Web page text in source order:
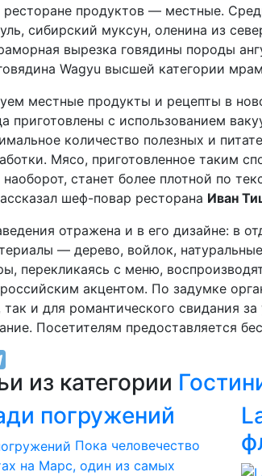
ресторане продуктов — местные.
сибирский муксун, оленина из
вырезка говядины породы
Wagyu высшей категории
местные продукты и рецепты в
приготовлены с использованием
количество полезных и
Мясо, приготовленное таким
станет более плотной по
шеф-повар ресторана Иван
отражена и в его дизайне: в
— дерево, войлок,
перекликаясь с меню,
акцентом. По задумке
так и для романтического свидания
Посетителям предоставляется
из категории
погружений
Пока человечество
на Марс, один из самых